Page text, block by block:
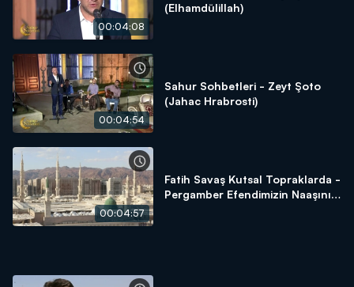
00:04:08
(Elhamdülillah)
00:04:54
Sahur Sohbetleri - Zeyt Şoto
(Jahac Hrabrosti)
00:04:57
Fatih Savaş Kutsal Topraklarda -
Pergamber Efendimizin Naaşını